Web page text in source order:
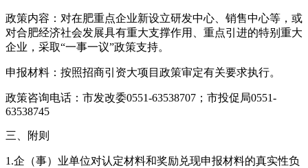
政策内容：对在肥重点企业新设立研发中心、销售中心等，或
对合肥经济社会发展具有重大支撑作用、重点引进的特别重大
企业，采取“一事一议”政策支持。
申报材料：按照招商引资大项目政策审定有关要求执行。
政策咨询电话：市发改委0551-63538707；市投促局0551-
63538745
三、附则
1.企（事）业单位对认定材料和奖励兑现申报材料的真实性负